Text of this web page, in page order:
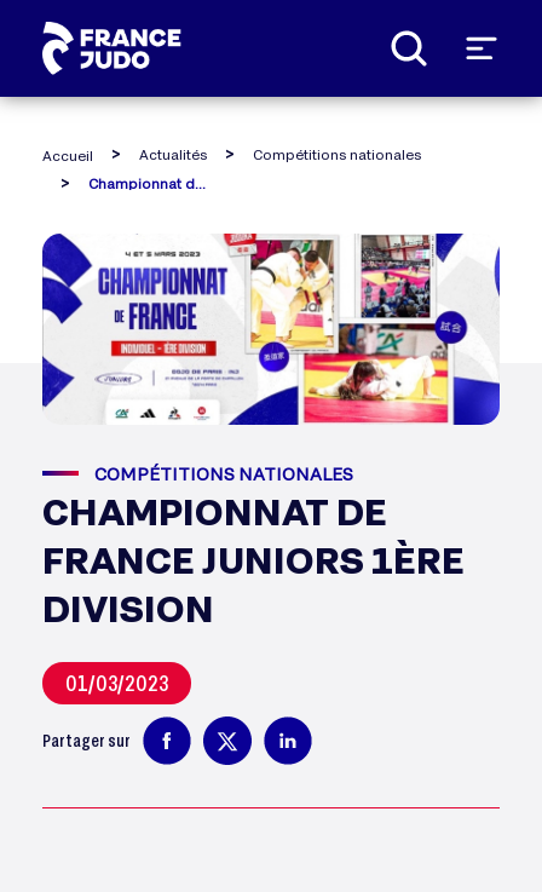
Accueil Actualités
Compétitions nationales
COMPÉTITIONS NATIONALES
CHAMPIONNAT DE
FRANCE JUNIORS 1ÈRE
DIVISION
01/03/2023
Partager sur